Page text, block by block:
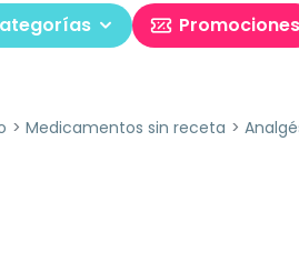
Promociones
Medicamentos sin receta